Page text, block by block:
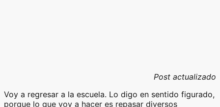
Post actualizado
Voy a regresar a la escuela. Lo digo en sentido figurado,
porque lo que voy a hacer es repasar diversos